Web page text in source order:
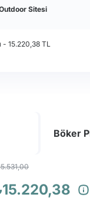
Sitesi
Böker